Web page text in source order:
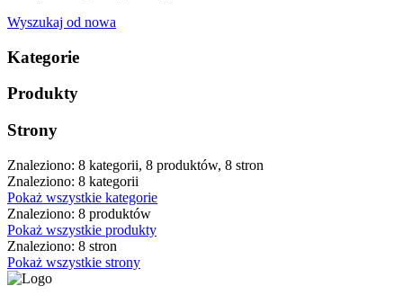
Wyszukaj od nowa
Kategorie
Produkty
Strony
Znaleziono: 8 kategorii, 8 produktów, 8 stron
Znaleziono: 8 kategorii
Pokaż wszystkie kategorie
Znaleziono: 8 produktów
Pokaż wszystkie produkty
Znaleziono: 8 stron
Pokaż wszystkie strony